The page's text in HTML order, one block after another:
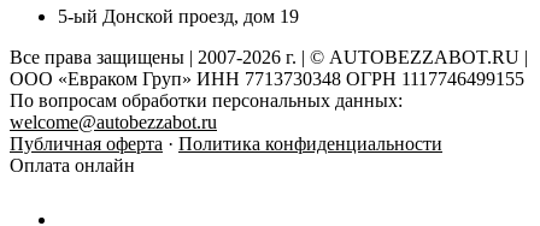
5-ый Донской проезд, дом 19
Все права защищены | 2007-2026 г. | © AUTOBEZZABOT.RU |
ООО «Евраком Груп» ИНН 7713730348 ОГРН 1117746499155
По вопросам обработки персональных данных:
welcome@autobezzabot.ru
Публичная оферта · Политика конфиденциальности
Оплата онлайн